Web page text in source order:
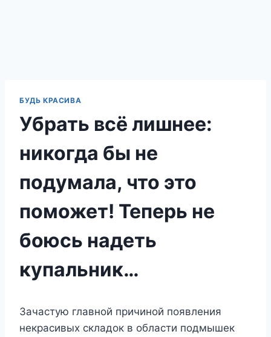
БУДЬ КРАСИВА
Убрать всё лишнее:
никогда бы не
подумала, что это
поможет! Теперь не
боюсь надеть
купальник…
Зачастую главной причиной появления
некрасивых складок в области подмышек